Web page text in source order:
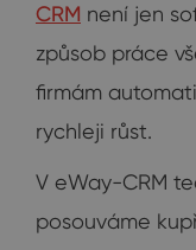
CRM není jen
způsob práce
firmám
rychleji růst.
V eWay-CRM
posouváme